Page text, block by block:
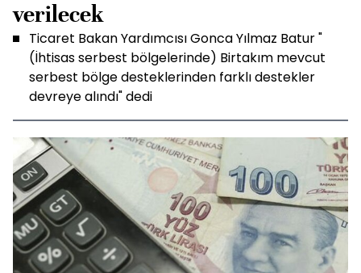
verilecek
Ticaret Bakan Yardımcısı Gonca Yılmaz Batur "
(İhtisas serbest bölgelerinde) Birtakım mevcut
serbest bölge desteklerinden farklı destekler
devreye alındı" dedi